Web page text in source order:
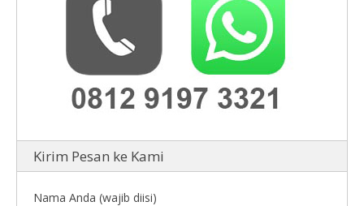
Kirim Pesan ke Kami
Nama Anda (wajib diisi)